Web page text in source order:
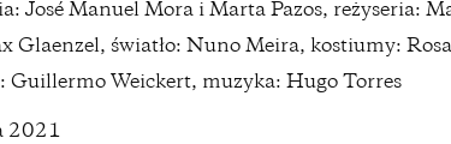
José Manuel Mora i Marta Pazos, reżyseria:
Glaenzel, światło: Nuno Meira, kostiumy: Rosa
Guillermo Weickert, muzyka: Hugo Torres
2021